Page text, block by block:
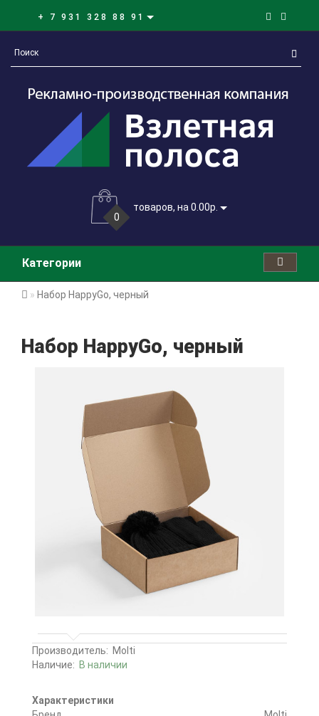
+ 7 931 328 88 91
0
товаров, на 0.00р.
Категории
Набор HappyGo, черный
Набор HappyGo, черный
Производитель: Molti
Наличие: В наличии
Характеристики